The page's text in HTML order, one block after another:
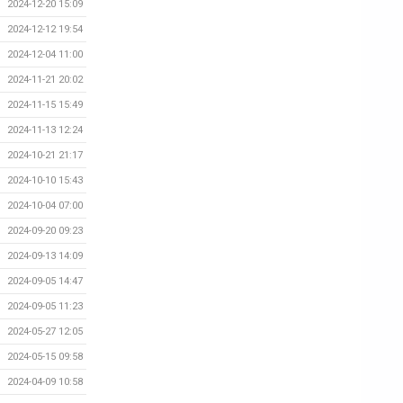
2024-12-20 15:09
2024-12-12 19:54
2024-12-04 11:00
2024-11-21 20:02
2024-11-15 15:49
2024-11-13 12:24
2024-10-21 21:17
2024-10-10 15:43
2024-10-04 07:00
2024-09-20 09:23
2024-09-13 14:09
2024-09-05 14:47
2024-09-05 11:23
2024-05-27 12:05
2024-05-15 09:58
2024-04-09 10:58